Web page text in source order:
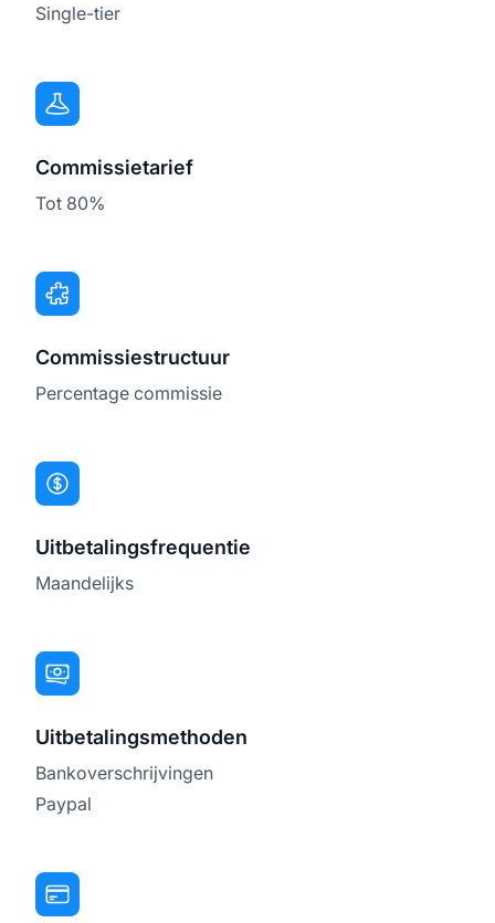
Single-tier
Commissietarief
Tot 80%
Commissiestructuur
Percentage commissie
Uitbetalingsfrequentie
Maandelijks
Uitbetalingsmethoden
Bankoverschrijvingen
Paypal